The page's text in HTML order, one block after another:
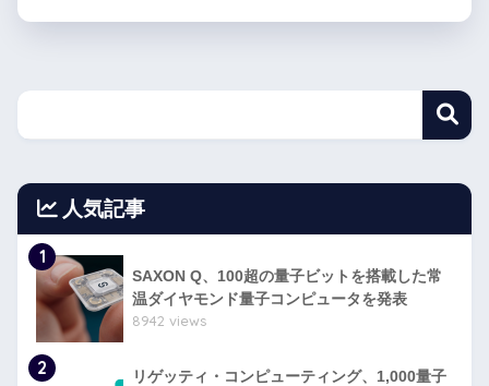
人気記事
1
SAXON Q、100超の量子ビットを搭載した常
温ダイヤモンド量子コンピュータを発表
8942 views
2
リゲッティ・コンピューティング、1,000量子